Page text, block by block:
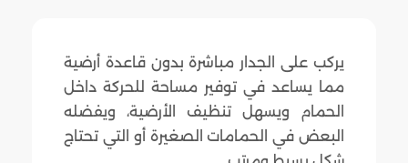
يركب على الجدار مباشرة بدون قاعدة أرضية
مما يساعد في توفير مساحة للحركة داخل
الحمام ويسهل تنظيف الأرضية، ويفضله
البعض في الحمامات الصغيرة أو التي تحتاج